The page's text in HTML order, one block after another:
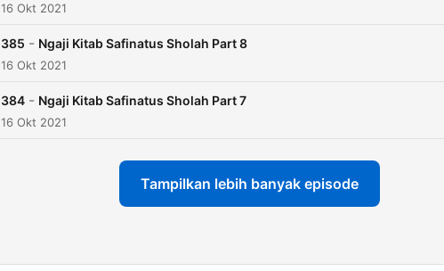
16 Okt 2021
385 - Ngaji Kitab Safinatus Sholah Part 8
16 Okt 2021
384 - Ngaji Kitab Safinatus Sholah Part 7
16 Okt 2021
Tampilkan lebih banyak episode